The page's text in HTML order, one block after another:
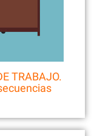
TRABAJO.